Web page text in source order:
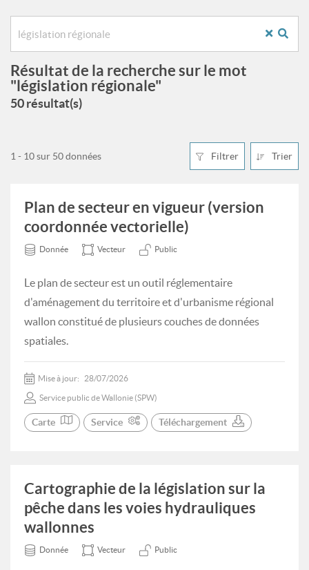
Résultat de la recherche sur le mot
"législation régionale"
50 résultat(s)
Filtrer Trier
1 - 10 sur 50 données
Plan de secteur en vigueur (version
coordonnée vectorielle)
Donnée Vecteur Public
Le plan de secteur est un outil réglementaire
d'aménagement du territoire et d'urbanisme régional
wallon constitué de plusieurs couches de données
spatiales.
Mise à jour: 28/07/2026
Service public de Wallonie (SPW)
Carte Service Téléchargement
Cartographie de la législation sur la
pêche dans les voies hydrauliques
wallonnes
Donnée Vecteur Public